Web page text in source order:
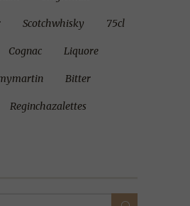
Scotchwhisky 75cl
Cognac Liquore
Bitter
Reginchazalettes